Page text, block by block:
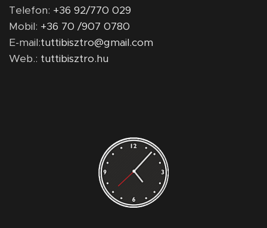
Telefon: +36 92/770 029
Mobil: +36 70 /907 0780
E-mail:tuttibisztro@gmail.com
Web.: tuttibisztro.hu